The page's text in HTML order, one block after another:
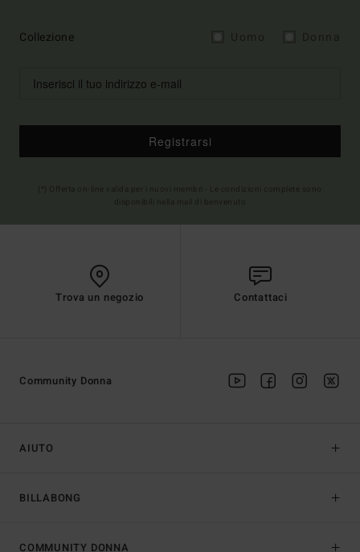
Collezione
Registrarsi
Trova un negozio Contattaci
AIUTO
BILLABONG
Community Donna
COMMUNITY DONNA